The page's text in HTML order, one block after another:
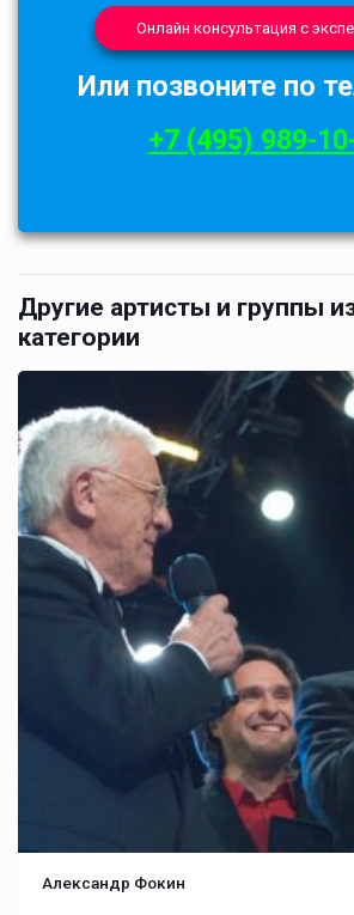
Онлайн консультация с
Или позвоните по
+7 (495) 989-
Другие артисты и группы
категории
Александр Фокин